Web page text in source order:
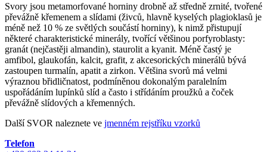
Svory jsou metamorfované horniny drobně až středně zrnité, tvořené
převážně křemenem a slídami (živců, hlavně kyselých plagioklasů je
méně než 10 % ze světlých součástí horniny), k nimž přistupují
některé charakteristické minerály, tvořící většinou porfyroblasty:
granát (nejčastěji almandin), staurolit a kyanit. Méně častý je
amfibol, glaukofán, kalcit, grafit, z akcesorických minerálů bývá
zastoupen turmalín, apatit a zirkon. Většina svorů má velmi
výraznou břidličnatost, podmíněnou dokonalým paralelním
uspořádáním lupínků slíd a často i střídáním proužků a čoček
převážně slídových a křemenných.
Další SVOR naleznete ve jmenném rejstříku vzorků
Telefon